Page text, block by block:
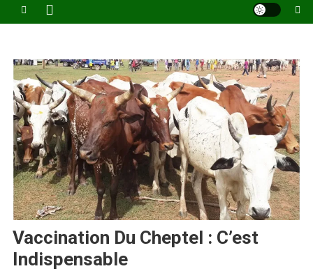
Vaccination Du Cheptel : C’est
Indispensable